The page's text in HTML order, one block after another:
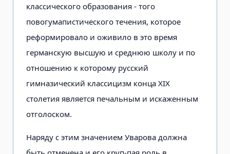
классического образования - того
повогумапистического течения, которое
реформировало и оживило в это время
германскую высшую и среднюю школу и по
отношению к которому русский
гимназический классицизм конца XIX
столетия является печальным и искаженным
отголоском.
Наряду с этим значением Уварова должна